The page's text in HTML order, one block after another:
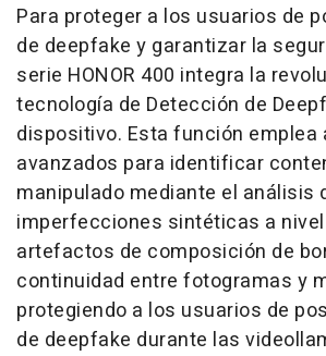
Para proteger a los usuarios de
de deepfake y garantizar la
serie HONOR 400 integra la
tecnología de Detección de
dispositivo. Esta función emplea
avanzados para identificar
manipulado mediante el análisis
imperfecciones sintéticas a
artefactos de composición de
continuidad entre fotogramas y
protegiendo a los usuarios de
de deepfake durante las